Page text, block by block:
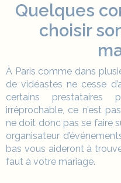
Quelques
choisir
À Paris comme dans
de vidéastes ne cesse
certains prestataires
irréprochable, ce n’est
ne doit donc pas se faire
organisateur
bas vous aideront à
faut à votre mariage.